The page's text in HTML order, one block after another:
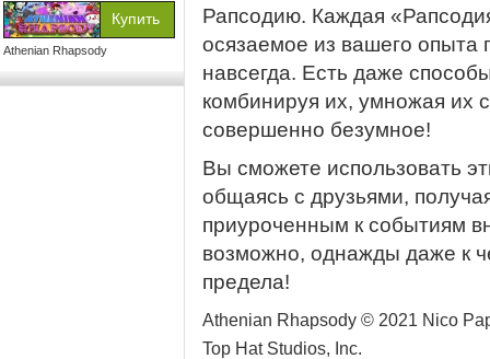
Athenian Rhapsody
Рапсодию. Каждая
осязаемое из вашего опыта
навсегда. Есть даже
комбинируя их, умножая их
совершенно безумное!
Вы сможете использовать
общаясь с друзьями,
приуроченным к событиям
возможно, однажды даже к
предела!
Athenian Rhapsody © 2021 Nico
Top Hat Studios, Inc.